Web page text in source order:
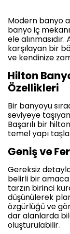
Modern banyo
banyo iç
ele
karşılayan bir
ve kendinize
Hilton
Özellikleri
Bir banyoyu
seviyeye
Başarılı bir
temel yapı
Geniş ve
Gereksiz
belirli bir
tarzın birinci
düşünülerek
özgürlüğü ve
dar alanlarda
oluşturulabilir.